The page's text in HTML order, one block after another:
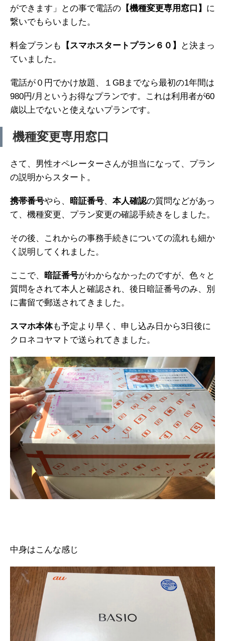
ができます」との事で電話の 【機種変更専用窓口】 に
繋いでもらいました。
料金プランも 【スマホスタートプラン６０】
と決まっ
ていました。
電話が０円でかけ放題、１GBまでなら最初の1年間は
980円/月というお得なプランです。これは利用者が60
歳以上でないと使えないプランです。
機種変更専用窓口
さて、男性オペレーターさんが担当になって、プラン
の説明からスタート。
携帯番号やら、 暗証番号、 本人確認の質問などがあっ
て、機種変更、プラン変更の確認手続きをしました。
その後、これからの事務手続きについての流れも細か
く説明してくれました。
ここで、 暗証番号がわからなかったのですが、色々と
質問をされて本人と確認され、後日暗証番号のみ、別
に書留で郵送されてきました。
スマホ本体も予定より早く、申し込み日から3日後に
クロネコヤマトで送られてきました。
中身はこんな感じ